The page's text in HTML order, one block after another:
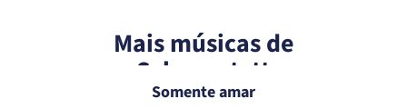
Mais músicas de
Schoenstatt
Somente amar